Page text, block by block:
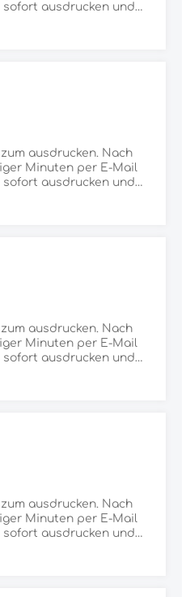
ausdrucken und
ist der
ausdrucken. Nach
Minuten per E-Mail
ausdrucken und
ist der
ausdrucken. Nach
Minuten per E-Mail
ausdrucken und
ist der
ausdrucken. Nach
Minuten per E-Mail
ausdrucken und
ist der